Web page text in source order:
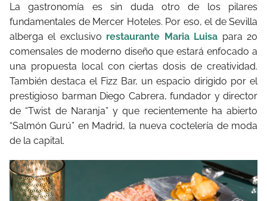
La gastronomía es sin duda otro de los pilares
fundamentales de Mercer Hoteles. Por eso, el de Sevilla
alberga el exclusivo restaurante Maria Luisa para 20
comensales de moderno diseño que estará enfocado a
una propuesta local con ciertas dosis de creatividad.
También destaca el Fizz Bar, un espacio dirigido por el
prestigioso barman Diego Cabrera, fundador y director
de “Twist de Naranja” y que recientemente ha abierto
“Salmón Gurú” en Madrid, la nueva coctelería de moda
de la capital.